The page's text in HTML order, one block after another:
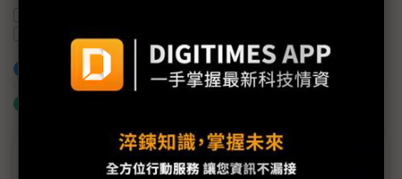
汽車產業
加入已選取到「關鍵字追蹤」
議題精選－台灣車市解凍仍遙遙無期？